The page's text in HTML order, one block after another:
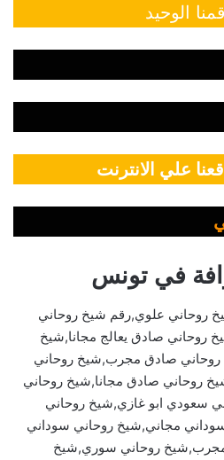
الوحيد
علي الانترنت
في تونس
روحاني علوي,رقم شيخ روحاني
روحاني صادق يعالج مجانا,شيخ
صادق مجرب,شيخ روحاني
روحاني صادق مجانا,شيخ روحاني
سعودي ابو غازي,شيخ روحاني
مجاني,شيخ روحاني سوداني
روحاني سوري,شيخ